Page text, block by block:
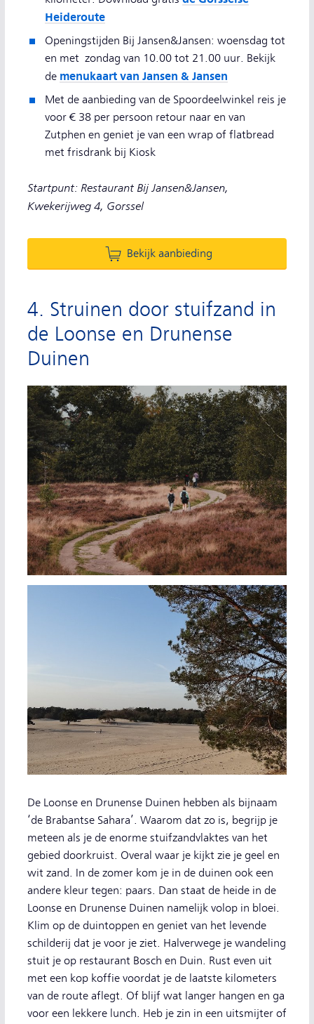
Heideroute
Openingstijden Bij Jansen&Jansen: woensdag tot
en met zondag van 10.00 tot 21.00 uur. Bekijk
de menukaart van Jansen & Jansen
Met de aanbieding van de Spoordeelwinkel reis je
voor € 38 per persoon retour naar en van
Zutphen en geniet je van een wrap of flatbread
met frisdrank bij Kiosk
Startpunt: Restaurant Bij Jansen&Jansen,
Kwekerijweg 4, Gorssel
Bekijk aanbieding
4. Struinen door stuifzand in
de Loonse en Drunense
Duinen
De Loonse en Drunense Duinen hebben als bijnaam
‘de Brabantse Sahara’. Waarom dat zo is, begrijp je
meteen als je de enorme stuifzandvlaktes van het
gebied doorkruist. Overal waar je kijkt zie je geel en
wit zand. In de zomer kom je in de duinen ook een
andere kleur tegen: paars. Dan staat de heide in de
Loonse en Drunense Duinen namelijk volop in bloei.
Klim op de duintoppen en geniet van het levende
schilderij dat je voor je ziet. Halverwege je wandeling
stuit je op restaurant Bosch en Duin. Rust even uit
met een kop koffie voordat je de laatste kilometers
van de route aflegt. Of blijf wat langer hangen en ga
voor een lekkere lunch. Heb je zin in een uitsmijter of